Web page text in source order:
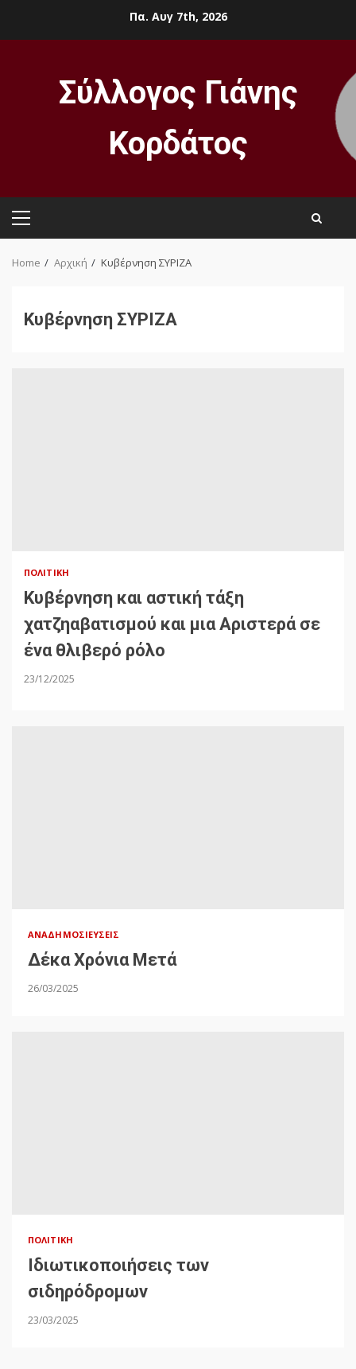
Πα. Αυγ 7th, 2026
Σύλλογος Γιάνης
Κορδάτος
Primary
Home Αρχική Κυβέρνηση ΣΥΡΙΖΑ
Κυβέρνηση ΣΥΡΙΖΑ
ΠΟΛΙΤΙΚΉ
Κυβέρνηση και αστική τάξη
χατζηαβατισμού και μια Αριστερά σε
ένα θλιβερό ρόλο
23/12/2025
ΑΝΑΔΗΜΟΣΙΕΎΣΕΙΣ
Δέκα Χρόνια Μετά
26/03/2025
ΠΟΛΙΤΙΚΉ
Ιδιωτικοποιήσεις των
σιδηρόδρομων
23/03/2025